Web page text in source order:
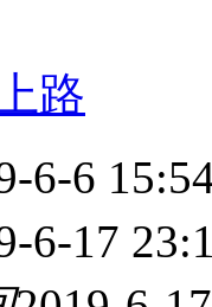
路
6-6
6-17